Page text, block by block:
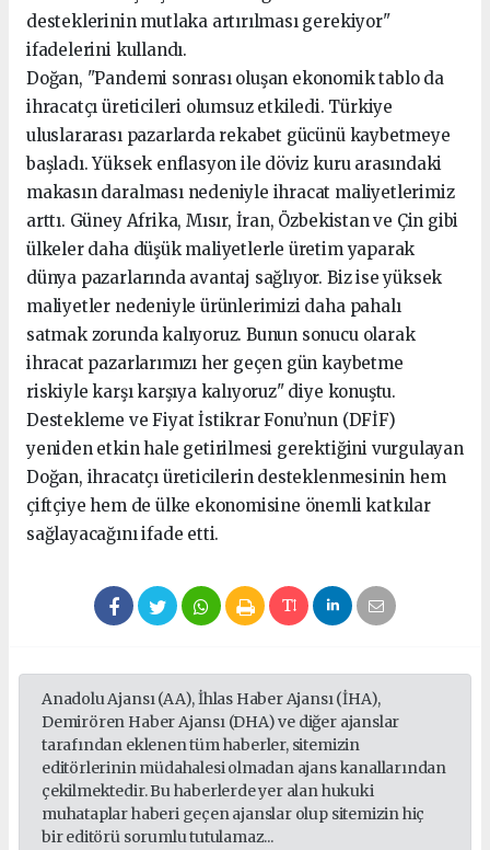
desteklerinin mutlaka artırılması gerekiyor"
ifadelerini kullandı.
Doğan, "Pandemi sonrası oluşan ekonomik tablo da
ihracatçı üreticileri olumsuz etkiledi. Türkiye
uluslararası pazarlarda rekabet gücünü kaybetmeye
başladı. Yüksek enflasyon ile döviz kuru arasındaki
makasın daralması nedeniyle ihracat maliyetlerimiz
arttı. Güney Afrika, Mısır, İran, Özbekistan ve Çin gibi
ülkeler daha düşük maliyetlerle üretim yaparak
dünya pazarlarında avantaj sağlıyor. Biz ise yüksek
maliyetler nedeniyle ürünlerimizi daha pahalı
satmak zorunda kalıyoruz. Bunun sonucu olarak
ihracat pazarlarımızı her geçen gün kaybetme
riskiyle karşı karşıya kalıyoruz" diye konuştu.
Destekleme ve Fiyat İstikrar Fonu’nun (DFİF)
yeniden etkin hale getirilmesi gerektiğini vurgulayan
Doğan, ihracatçı üreticilerin desteklenmesinin hem
çiftçiye hem de ülke ekonomisine önemli katkılar
sağlayacağını ifade etti.
Anadolu Ajansı (AA), İhlas Haber Ajansı (İHA),
Demirören Haber Ajansı (DHA) ve diğer ajanslar
tarafından eklenen tüm haberler, sitemizin
editörlerinin müdahalesi olmadan ajans kanallarından
çekilmektedir. Bu haberlerde yer alan hukuki
muhataplar haberi geçen ajanslar olup sitemizin hiç
bir editörü sorumlu tutulamaz...